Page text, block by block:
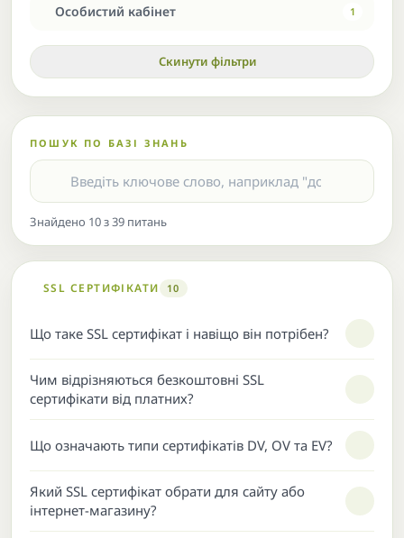
Особистий кабінет 1
Скинути фільтри
ПОШУК ПО БАЗІ ЗНАНЬ
Знайдено 10 з 39 питань
SSL СЕРТИФІКАТИ 10
Що таке SSL сертифікат і навіщо він потрібен?
Чим відрізняються безкоштовні SSL
сертифікати від платних?
Що означають типи сертифікатів DV, OV та EV?
Який SSL сертифікат обрати для сайту або
інтернет-магазину?